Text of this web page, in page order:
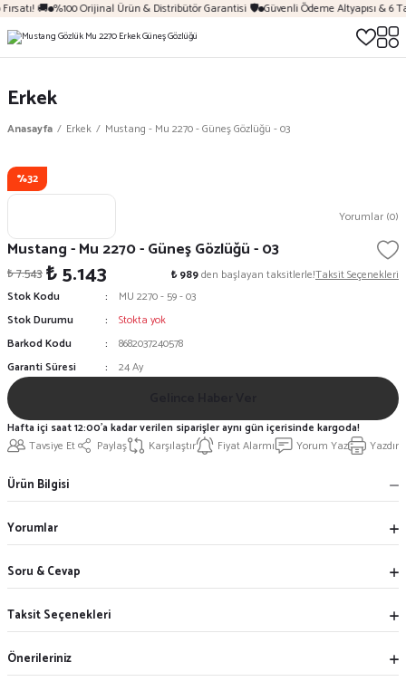
🚚 %100 Orijinal Ürün & Distribütör Garantisi 🛡️ Güvenli Ödeme Altyapısı & 6
Erkek
Anasayfa Erkek Mustang - Mu 2270 - Güneş Gözlüğü - 03
%32
Yorumlar (0)
Mustang - Mu 2270 - Güneş Gözlüğü - 03
₺ 7.543₺ 5.143 ₺ 989den başlayan taksitlerle!Taksit Seçenekleri
Stok Kodu
MU 2270 - 59 - 03
Stok Durumu
Stokta yok
Barkod Kodu
8682037240578
Garanti Süresi
24 Ay
Tavsiye Et Paylaş Karşılaştır Fiyat Alarmı Yorum Yaz Yazdır
Hafta içi saat 12:00'a kadar verilen siparişler aynı gün içerisinde kargoda!
Ürün Bilgisi
Yorumlar
Soru & Cevap
Taksit Seçenekleri
Önerileriniz